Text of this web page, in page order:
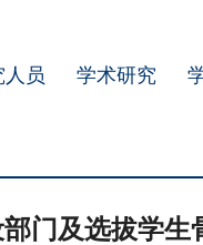
人员 学术研究
门及选拔学生